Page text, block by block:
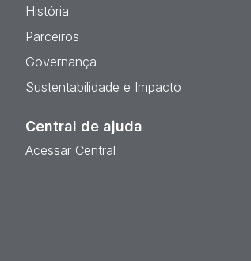
História
Parceiros
Governança
Sustentabilidade e Impacto
Central de ajuda
Acessar Central